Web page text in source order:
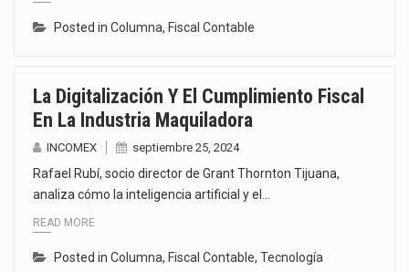
Posted in Columna, Fiscal Contable
La Digitalización Y El Cumplimiento Fiscal
En La Industria Maquiladora
INCOMEX septiembre 25, 2024
Rafael Rubí, socio director de Grant Thornton Tijuana,
analiza cómo la inteligencia artificial y el…
READ MORE
Posted in Columna, Fiscal Contable, Tecnología